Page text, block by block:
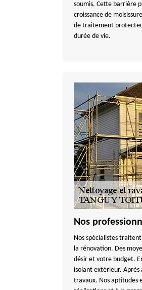
soumis. Cette barrière
croissance de
de traitement
durée de vie.
Nos
Nos spécialistes
la rénovation. Des
désir et votre budget.
isolant extérieur.
travaux. Nos aptitudes